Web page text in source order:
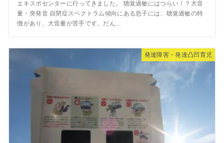
エキスポセンターに行ってきました。 聴覚過敏にはつらい！？大音
量・突発音 自閉症スペクトラム傾向にある息子には、聴覚過敏の特
徴があり、大音量が苦手です。だん...
発達障害・発達凸凹育児